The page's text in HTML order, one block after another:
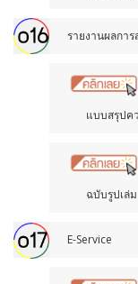
รายงานผลกา
แบบสรุปคว
ฉบับรูปเล่ม
E-Service